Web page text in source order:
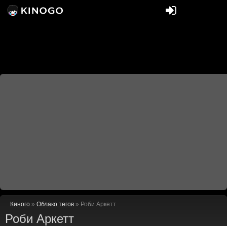
Киного » Облако тегов » Роби Аркетт
Роби Аркетт